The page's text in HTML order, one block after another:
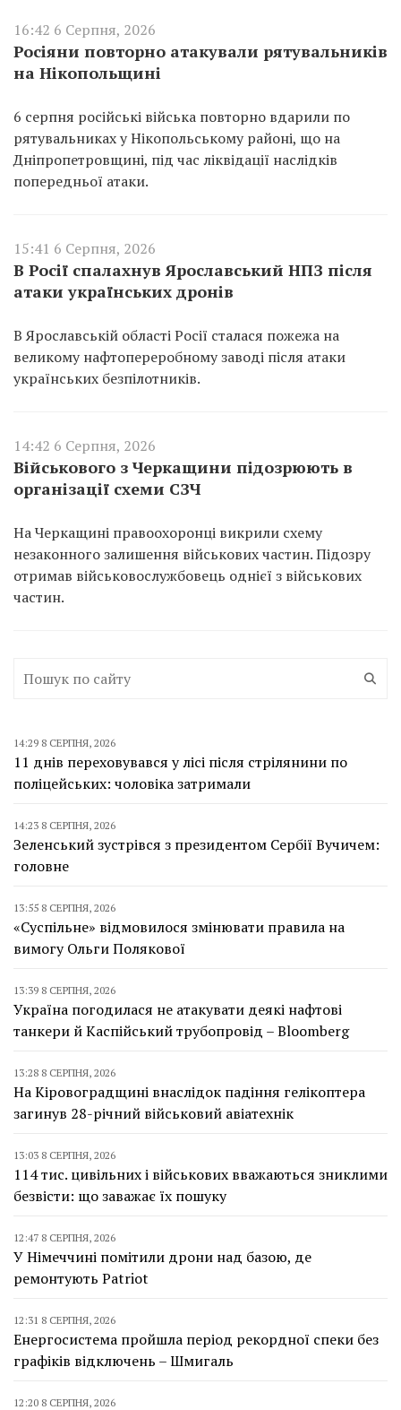
16:42 6 Серпня, 2026
Росіяни повторно атакували рятувальників
на Нікопольщині
6 серпня російські війська повторно вдарили по
рятувальниках у Нікопольському районі, що на
Дніпропетровщині, під час ліквідації наслідків
попередньої атаки.
15:41 6 Серпня, 2026
В Росії спалахнув Ярославський НПЗ після
атаки українських дронів
В Ярославській області Росії сталася пожежа на
великому нафтопереробному заводі після атаки
українських безпілотників.
14:42 6 Серпня, 2026
Військового з Черкащини підозрюють в
організації схеми СЗЧ
На Черкащині правоохоронці викрили схему
незаконного залишення військових частин. Підозру
отримав військовослужбовець однієї з військових
частин.
14:29 8 СЕРПНЯ, 2026
11 днів переховувався у лісі після стрілянини по
поліцейських: чоловіка затримали
14:23 8 СЕРПНЯ, 2026
Зеленський зустрівся з президентом Сербії Вучичем:
головне
13:55 8 СЕРПНЯ, 2026
«Суспільне» відмовилося змінювати правила на
вимогу Ольги Полякової
13:39 8 СЕРПНЯ, 2026
Україна погодилася не атакувати деякі нафтові
танкери й Каспійський трубопровід – Bloomberg
13:28 8 СЕРПНЯ, 2026
На Кіровоградщині внаслідок падіння гелікоптера
загинув 28-річний військовий авіатехнік
13:03 8 СЕРПНЯ, 2026
114 тис. цивільних і військових вважаються зниклими
безвісти: що заважає їх пошуку
12:47 8 СЕРПНЯ, 2026
У Німеччині помітили дрони над базою, де
ремонтують Patriot
12:31 8 СЕРПНЯ, 2026
Енергосистема пройшла період рекордної спеки без
графіків відключень – Шмигаль
12:20 8 СЕРПНЯ, 2026